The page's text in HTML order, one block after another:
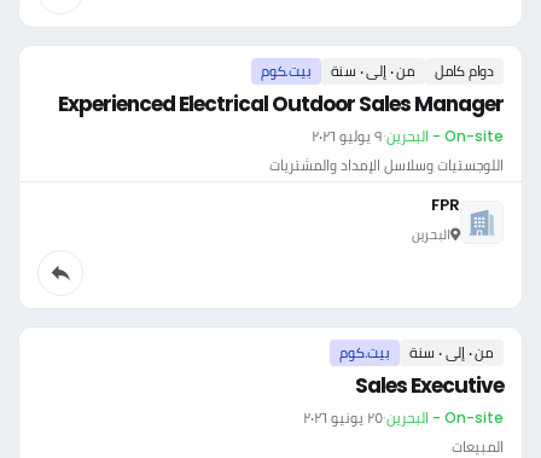
دوام كامل من ٠ إلى ٠ سنة بيت.كوم
Experienced Electrical Outdoor Sales Manager
On-site - البحرين ·٩ يوليو ٢٠٢٦
اللوجستيات وسلاسل الإمداد والمشتريات
FPR
البحرين
من ٠ إلى ٠ سنة بيت.كوم
Sales Executive
On-site - البحرين ·٢٥ يونيو ٢٠٢٦
المبيعات